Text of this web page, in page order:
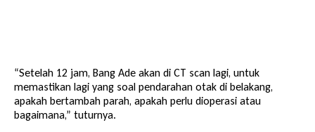
“Setelah 12 jam, Bang Ade akan di CT scan lagi, untuk
memastikan lagi yang soal pendarahan otak di belakang,
apakah bertambah parah, apakah perlu dioperasi atau
bagaimana,” tuturnya.